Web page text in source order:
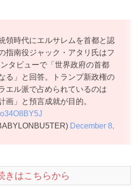
領時代にエルサレムを首都と認
指南役ジャック・アタリ氏はフ
タビューで「世界政府の首都
る」と回答。トランプ新政権の
エル派で占められているのは
画」と預言成就が目的。
December 8,
きはこちらから